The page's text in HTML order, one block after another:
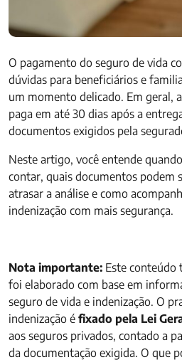
O pagamento do seguro de vida
dúvidas para beneficiários e
um momento delicado. Em geral,
paga em até 30 dias após a
documentos exigidos pela
Neste artigo, você entende
contar, quais documentos podem
atrasar a análise e como
indenização com mais segurança.
Nota importante: Este
foi elaborado com base em
seguro de vida e indenização. O
indenização é fixado pela Lei
aos seguros privados, contado a
da documentação exigida. O que